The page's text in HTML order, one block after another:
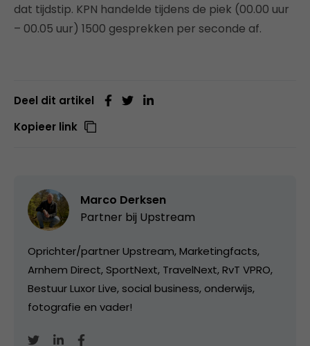
dat tijdstip. KPN handelde tijdens de piek (00.00 uur
– 00.05 uur) 1500 gesprekken per seconde af.
Deel dit artikel
Kopieer link
Marco Derksen
Partner bij Upstream
Oprichter/partner Upstream, Marketingfacts,
Arnhem Direct, SportNext, TravelNext, RvT VPRO,
Bestuur Luxor Live, social business, onderwijs,
fotografie en vader!